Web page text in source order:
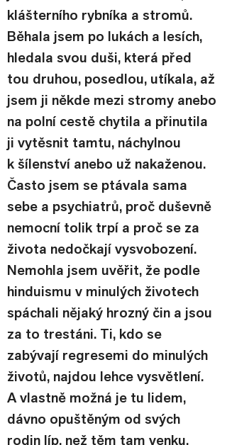
klášterního rybníka a stromů.
Běhala jsem po lukách a lesích,
hledala svou duši, která před
tou druhou, posedlou, utíkala, až
jsem ji někde mezi stromy anebo
na polní cestě chytila a přinutila
ji vytěsnit tamtu, náchylnou
k šílenství anebo už nakaženou.
Často jsem se ptávala sama
sebe a psychiatrů, proč duševně
nemocní tolik trpí a proč se za
života nedočkají vysvobození.
Nemohla jsem uvěřit, že podle
hinduismu v minulých životech
spáchali nějaký hrozný čin a jsou
za to trestáni. Ti, kdo se
zabývají regresemi do minulých
životů, najdou lehce vysvětlení.
A vlastně možná je tu lidem,
dávno opuštěným od svých
rodin líp, než těm tam venku.